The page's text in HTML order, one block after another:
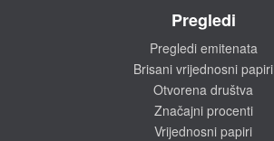
Pregledi
Pregledi emitenata
Brisani vrijednosni papiri
Otvorena društva
Značajni procenti
Vrijednosni papiri